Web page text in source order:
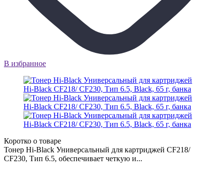
В избранное
Коротко о товаре
Тонер Hi-Black Универсальный для картриджей CF218/
CF230, Тип 6.5, обеспечивает четкую и...